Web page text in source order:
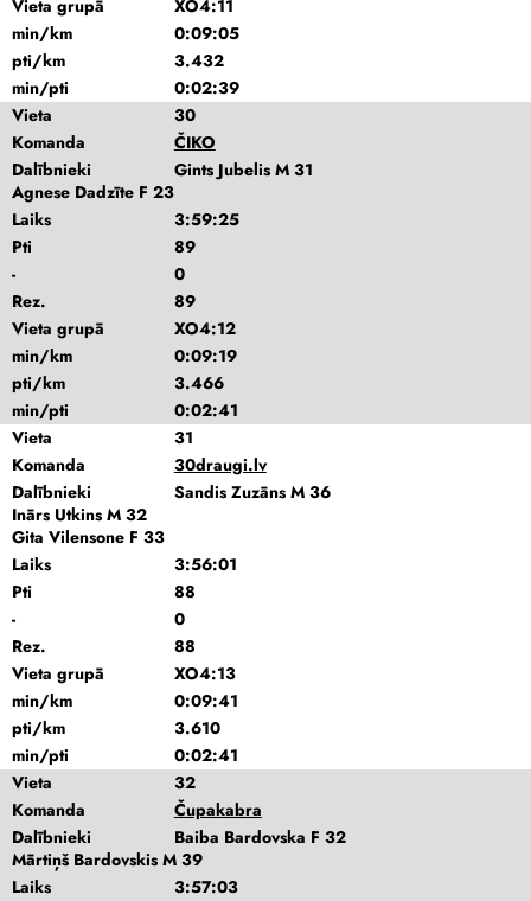
Vieta grupā
XO4:11
min/km
0:09:05
pti/km
3.432
min/pti
0:02:39
Vieta
30
Komanda
ČIKO
Dalībnieki
Gints Jubelis M 31
Agnese Dadzīte F 23
Laiks
3:59:25
Pti
89
-
0
Rez.
89
Vieta grupā
XO4:12
min/km
0:09:19
pti/km
3.466
min/pti
0:02:41
Vieta
31
Komanda
30draugi.lv
Dalībnieki
Sandis Zuzāns M 36
Inārs Utkins M 32
Gita Vilensone F 33
Laiks
3:56:01
Pti
88
-
0
Rez.
88
Vieta grupā
XO4:13
min/km
0:09:41
pti/km
3.610
min/pti
0:02:41
Vieta
32
Komanda
Čupakabra
Dalībnieki
Baiba Bardovska F 32
Mārtiņš Bardovskis M 39
Laiks
3:57:03